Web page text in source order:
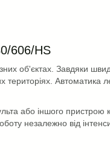
606/HS
об'єктах. Завдяки
Автоматика
або іншого пристрою
незалежно від